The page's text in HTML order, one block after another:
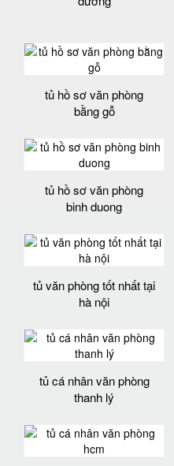
tủ hồ sơ văn phòng
bằng gỗ
tủ hồ sơ văn phòng
binh duong
tủ văn phòng tốt nhất tại
hà nội
tủ cá nhân văn phòng
thanh lý